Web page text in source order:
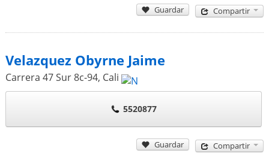
Guardar Compartir
Velazquez Obyrne Jaime
Carrera 47 Sur 8c-94, Cali
5520877
Guardar Compartir